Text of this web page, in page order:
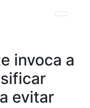
invoca a
evitar